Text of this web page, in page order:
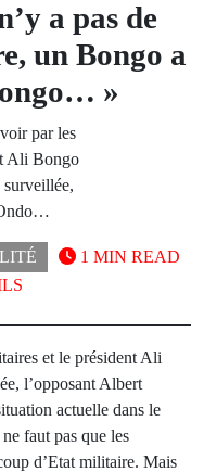
a pas de
un Bongo a
»
par les
Ali Bongo
surveillée,
1 MIN READ
et le président Ali
l’opposant Albert
actuelle dans le
faut pas que les
d’Etat militaire. Mais